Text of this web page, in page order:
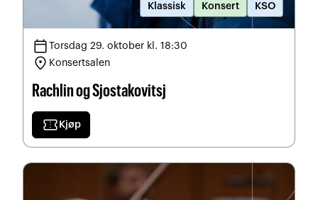
Klassisk Konsert KSO
calendar_todayTorsdag 29. oktober kl. 18:30
location_on Konsertsalen
Rachlin og Sjostakovitsj
confirmation_number Kjøp